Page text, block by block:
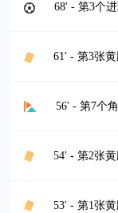
68' - 第3个
61' - 第3张
56' - 第7个
54' - 第2张
53' - 第1张